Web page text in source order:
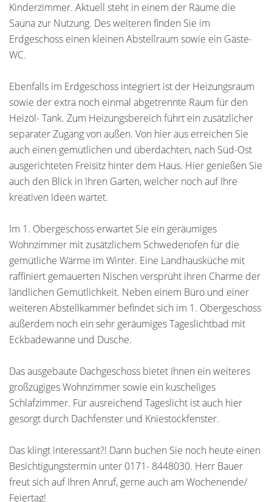
Kinderzimmer. Aktuell steht in einem der Räume die
Sauna zur Nutzung. Des weiteren finden Sie im
Erdgeschoss einen kleinen Abstellraum sowie ein Gäste-
WC.
Ebenfalls im Erdgeschoss integriert ist der Heizungsraum
sowie der extra noch einmal abgetrennte Raum für den
Heizöl- Tank. Zum Heizungsbereich führt ein zusätzlicher
separater Zugang von außen. Von hier aus erreichen Sie
auch einen gemütlichen und überdachten, nach Süd-Ost
ausgerichteten Freisitz hinter dem Haus. Hier genießen Sie
auch den Blick in Ihren Garten, welcher noch auf Ihre
kreativen Ideen wartet.
Im 1. Obergeschoss erwartet Sie ein geräumiges
Wohnzimmer mit zusätzlichem Schwedenofen für die
gemütliche Wärme im Winter. Eine Landhausküche mit
raffiniert gemauerten Nischen versprüht ihren Charme der
ländlichen Gemütlichkeit. Neben einem Büro und einer
weiteren Abstellkammer befindet sich im 1. Obergeschoss
außerdem noch ein sehr geräumiges Tageslichtbad mit
Eckbadewanne und Dusche.
Das ausgebaute Dachgeschoss bietet Ihnen ein weiteres
großzügiges Wohnzimmer sowie ein kuscheliges
Schlafzimmer. Für ausreichend Tageslicht ist auch hier
gesorgt durch Dachfenster und Kniestockfenster.
Das klingt interessant?! Dann buchen Sie noch heute einen
Besichtigungstermin unter 0171- 8448030. Herr Bauer
freut sich auf Ihren Anruf, gerne auch am Wochenende/
Feiertag!